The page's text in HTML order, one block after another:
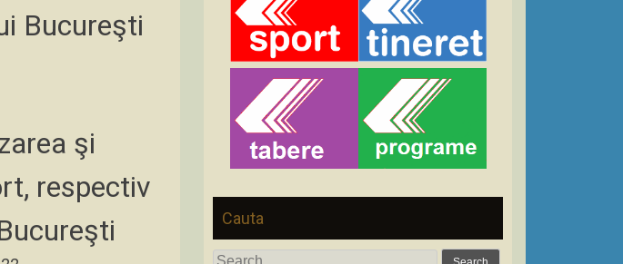
Bucureşti
şi
respectiv
Cauta
Search